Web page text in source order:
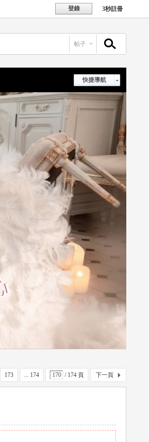
登錄 3秒註冊
帖子
快捷導航
173 ... 174 / 174 頁 下一頁